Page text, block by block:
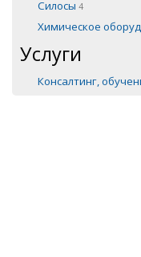
Силосы 4
Химическое
Услуги
Консалтинг,